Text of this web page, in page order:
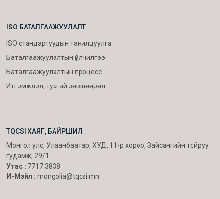
ISO БАТАЛГААЖУУЛАЛТ
ISO стандартуудын танилцуулга
Баталгаажуулалтын үйлчилгээ
Баталгаажуулалтын процесс
Итгэмжлэл, тусгай зөвшөөрөл
TQCSI ХАЯГ, БАЙРШИЛ
Монгол улс, Улаанбаатар, ХУД, 11-р хороо, Зайсангийн тойруу
гудамж, 29/1.
Утас : 7717 3838
И-Мэйл : mongolia@tqcsi.mn